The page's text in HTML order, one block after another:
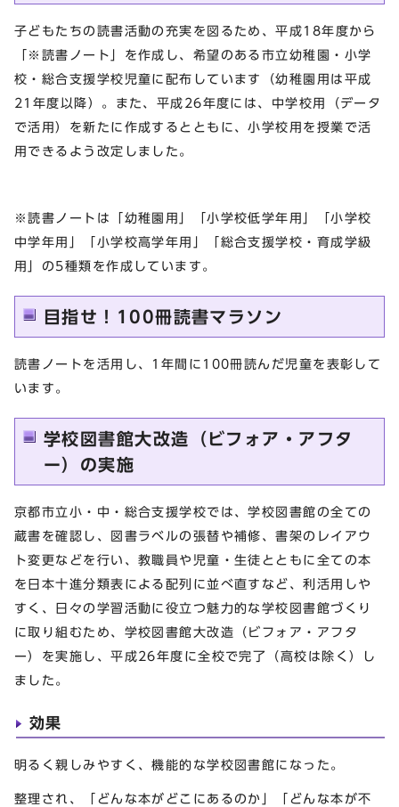
子どもたちの読書活動の充実を図るため、平成18年度から
「※読書ノート」を作成し、希望のある市立幼稚園・小学
校・総合支援学校児童に配布しています（幼稚園用は平成
21年度以降）。また、平成26年度には、中学校用（データ
で活用）を新たに作成するとともに、小学校用を授業で活
用できるよう改定しました。
※読書ノートは「幼稚園用」「小学校低学年用」「小学校
中学年用」「小学校高学年用」「総合支援学校・育成学級
用」の5種類を作成しています。
目指せ！100冊読書マラソン
読書ノートを活用し、1年間に100冊読んだ児童を表彰して
います。
学校図書館大改造（ビフォア・アフタ
ー）の実施
京都市立小・中・総合支援学校では、学校図書館の全ての
蔵書を確認し、図書ラベルの張替や補修、書架のレイアウ
ト変更などを行い、教職員や児童・生徒とともに全ての本
を日本十進分類表による配列に並べ直すなど、利活用しや
すく、日々の学習活動に役立つ魅力的な学校図書館づくり
に取り組むため、学校図書館大改造（ビフォア・アフタ
ー）を実施し、平成26年度に全校で完了（高校は除く）し
ました。
効果
明るく親しみやすく、機能的な学校図書館になった。
整理され、「どんな本がどこにあるのか」「どんな本が不